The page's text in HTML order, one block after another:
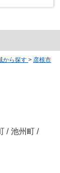
から探す > 彦根市
/ 池州町 /